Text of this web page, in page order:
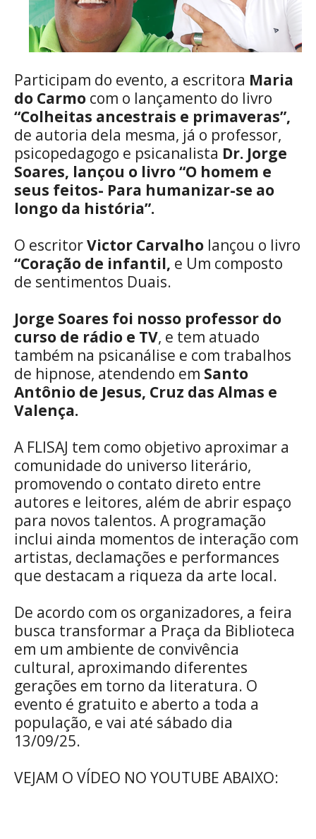
Participam do evento, a escritora Maria
do Carmo com o lançamento do livro
“Colheitas ancestrais e primaveras”,
de autoria dela mesma, já o professor,
psicopedagogo e psicanalista Dr. Jorge
Soares, lançou o livro “O homem e
seus feitos- Para humanizar-se ao
longo da história”.
O escritorVictor Carvalho lançou o livro
“Coração de infantil, e Um composto
de sentimentos Duais.
Jorge Soares foi nosso professor do
curso de rádio e TV, e tem atuado
também na psicanálise e com trabalhos
de hipnose, atendendo em Santo
Antônio de Jesus, Cruz das Almas e
Valença.
A FLISAJ tem como objetivo aproximar a
comunidade do universo literário,
promovendo o contato direto entre
autores e leitores, além de abrir espaço
para novos talentos. A programação
inclui ainda momentos de interação com
artistas, declamações e performances
que destacam a riqueza da arte local.
De acordo com os organizadores, a feira
busca transformar a Praça da Biblioteca
em um ambiente de convivência
cultural, aproximando diferentes
gerações em torno da literatura. O
evento é gratuito e aberto a toda a
população, e vai até sábado dia
13/09/25.
VEJAM O VÍDEO NO YOUTUBE ABAIXO: